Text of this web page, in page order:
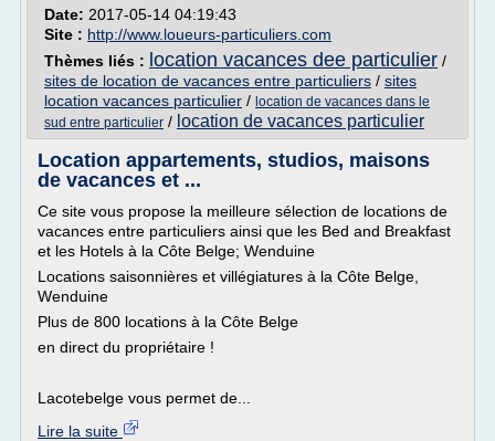
Date: 2017-05-14 04:19:43
Site : http://www.loueurs-particuliers.com
Thèmes liés : location vacances dee particulier /
sites de location de vacances entre particuliers / sites
location vacances particulier / location de vacances dans le
sud entre particulier / location de vacances particulier
Location appartements, studios, maisons
de vacances et ...
Ce site vous propose la meilleure sélection de locations de
vacances entre particuliers ainsi que les Bed and Breakfast
et les Hotels à la Côte Belge; Wenduine
Locations saisonnières et villégiatures à la Côte Belge,
Wenduine
Plus de 800 locations à la Côte Belge
en direct du propriétaire !
Lacotebelge vous permet de...
Lire la suite